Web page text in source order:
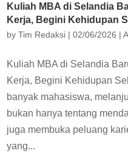
Kuliah MBA di Selandia
Kerja, Begini Kehidupan
byTim Redaksi |02/06/2026 |
Kuliah MBA di Selandia
Kerja, Begini Kehidupan
banyak mahasiswa,
bukan hanya tentang
juga membuka peluang
yang...